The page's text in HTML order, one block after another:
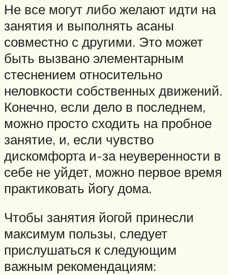
Не все могут либо желают идти на
занятия и выполнять асаны
совместно с другими. Это может
быть вызвано элементарным
стеснением относительно
неловкости собственных движений.
Конечно, если дело в последнем,
можно просто сходить на пробное
занятие, и, если чувство
дискомфорта и-за неуверенности в
себе не уйдет, можно первое время
практиковать йогу дома.
Чтобы занятия йогой принесли
максимум пользы, следует
прислушаться к следующим
важным рекомендациям: